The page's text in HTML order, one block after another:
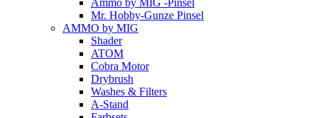
Ammo by MIG -Pinsel
Mr. Hobby-Gunze Pinsel
AMMO by MIG
Shader
ATOM
Cobra Motor
Drybrush
Washes & Filters
A-Stand